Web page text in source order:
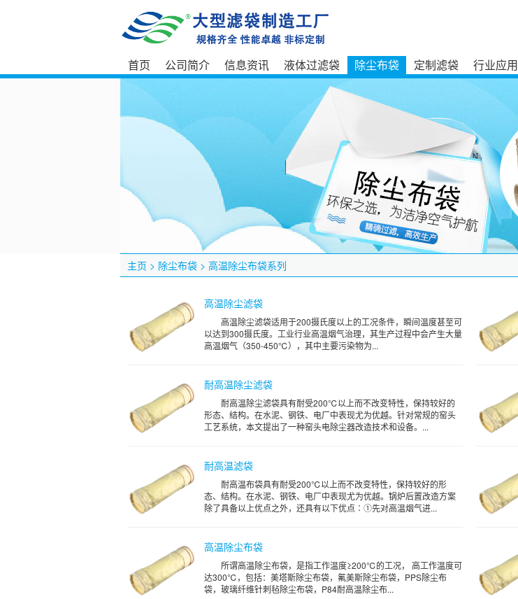
首页
公司简介 信息资讯 液体过滤袋 除尘布袋 定制滤袋 行业应用
主页 > 除尘布袋 > 高温除尘布袋系列
高温除尘滤袋
高温除尘滤袋适用于200摄氏度以上的工况条件，瞬间温度甚至可
以达到300摄氏度。工业行业高温烟气治理，其生产过程中会产生大量
高温烟气（350-450℃），其中主要污染物为...
耐高温除尘滤袋
耐高温除尘滤袋具有耐受200℃以上而不改变特性，保持较好的
形态、结构。在水泥、钢铁、电厂中表现尤为优越。针对常规的窑头
工艺系统，本文提出了一种窑头电除尘器改造技术和设备。...
耐高温滤袋
耐高温布袋具有耐受200℃以上而不改变特性，保持较好的形
态、结构。在水泥、钢铁、电厂中表现尤为优越。锅炉后置改造方案
除了具备以上优点之外，还具有以下优点∶①先对高温烟气进...
高温除尘布袋
所谓高温除尘布袋，是指工作温度≥200℃的工况， 高工作温度可
达300℃，包括：美塔斯除尘布袋，氟美斯除尘布袋，PPS除尘布
袋，玻璃纤维针刺毡除尘布袋，P84耐高温除尘布...